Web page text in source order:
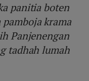
panitia boten
pamboja krama
Panjenengan
tadhah lumah